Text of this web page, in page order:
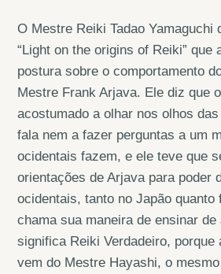
O Mestre Reiki Tadao Yamaguchi
“Light on the origins of Reiki” que
postura sobre o comportamento
Mestre Frank Arjava. Ele diz que
acostumado a olhar nos olhos
fala nem a fazer perguntas a um
ocidentais fazem, e ele teve que
orientações de Arjava para poder
ocidentais, tanto no Japão quanto
chama sua maneira de ensinar
significa Reiki Verdadeiro, porque
vem do Mestre Hayashi, o